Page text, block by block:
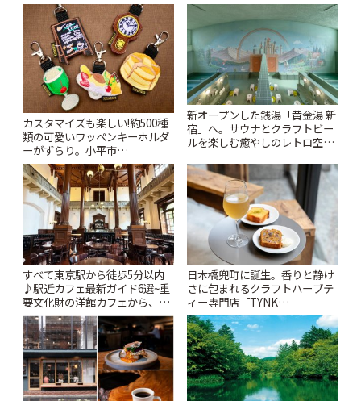
カスタマイズも楽しい!約500種
類の可愛いワッペンキーホルダ
ーがずらり。小平市
「Kimamaya T&K」 | ことりっ
ぷ
新オープンした銭湯「黄金湯 新
宿」へ。サウナとクラフトビー
ルを楽しむ癒やしのレトロ空間
すべて東京駅から徒歩5分以内
♪駅近カフェ最新ガイド6選~重
要文化財の洋館カフェから、改
札すぐのレトロ喫茶まで~ | こと
りっぷ
日本橋兜町に誕生。香りと静け
さに包まれるクラフトハーブテ
ィー専門店「TYNK
Kabutocho」 | ことりっぷ